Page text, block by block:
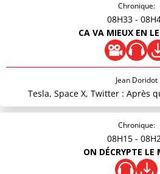
Chronique:
08H33 -
CA VA MIEUX EN
Jean Doridot
Tesla, Space X, Twitter : Après
Chronique:
08H15 -
ON DÉCRYPTE LE